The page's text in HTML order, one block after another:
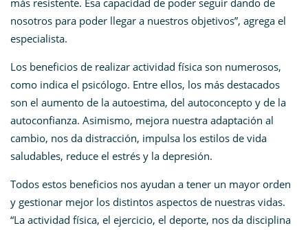
más resistente. Esa capacidad de poder seguir dando de
nosotros para poder llegar a nuestros objetivos”, agrega el
especialista.
Los beneficios de realizar actividad física son numerosos,
como indica el psicólogo. Entre ellos, los más destacados
son el aumento de la autoestima, del autoconcepto y de la
autoconfianza. Asimismo, mejora nuestra adaptación al
cambio, nos da distracción, impulsa los estilos de vida
saludables, reduce el estrés y la depresión.
Todos estos beneficios nos ayudan a tener un mayor orden
y gestionar mejor los distintos aspectos de nuestras vidas.
“La actividad física, el ejercicio, el deporte, nos da disciplina